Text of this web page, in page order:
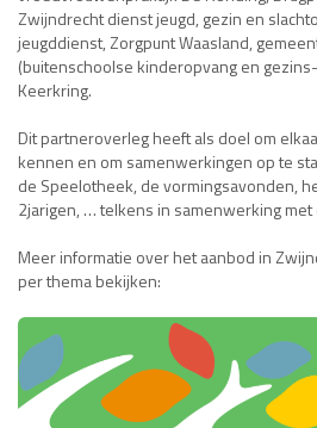
Zwijndrecht dienst jeugd, gezin en
jeugddienst, Zorgpunt Waasland,
(buitenschoolse kinderopvang en
Keerkring.
Dit partneroverleg heeft als doel om
kennen en om samenwerkingen op te
de Speelotheek, de vormingsavonden,
2jarigen, … telkens in samenwerking
Meer informatie over het aanbod in
per thema bekijken: